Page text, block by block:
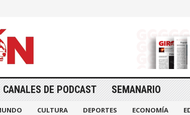
CANALES DE PODCAST SEMANARIO
CULTURA DEPORTES ECONOMÍA